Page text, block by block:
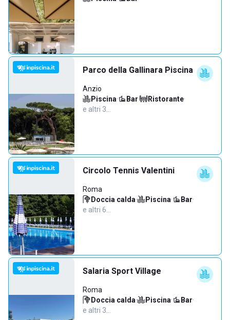
Parco della Gallinara Piscina
Anzio
Piscina· Bar· Ristorante·
e altri 3…
Circolo Tennis Valentini
Roma
Doccia calda· Piscina· Bar·
e altri 6…
Salaria Sport Village
Roma
Doccia calda· Piscina· Bar·
e altri 3…